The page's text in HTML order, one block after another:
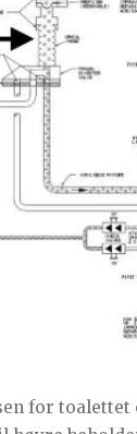
for toalettet